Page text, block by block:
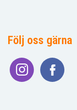
Följ oss gärna